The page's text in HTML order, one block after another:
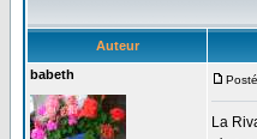
Auteur
babeth
La